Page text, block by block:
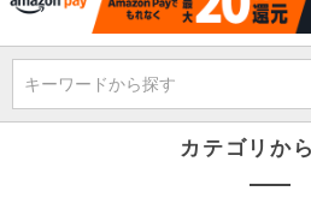
キーワードから探す
カテゴリか